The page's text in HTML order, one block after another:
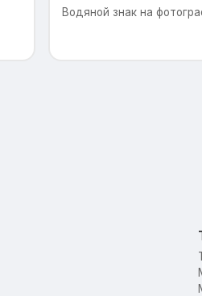
Водяной знак на